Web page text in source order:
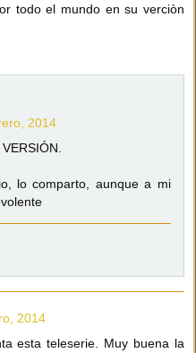
todo el mundo en su verciòn
2014
lo comparto, aunque a mi
2014
esta teleserie. Muy buena la